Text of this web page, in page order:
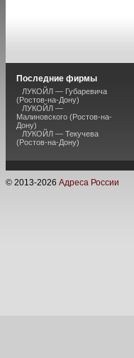
Последние фирмы
ЛУКОЙЛ — Губаревича
(Ростов-на-Дону)
ЛУКОЙЛ —
Малиновского (Ростов-на-
Дону)
ЛУКОЙЛ — Текучева
(Ростов-на-Дону)
© 2013-2026 Адреса России